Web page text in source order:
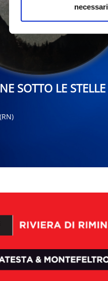
necessari
SOTTO LE STELLE